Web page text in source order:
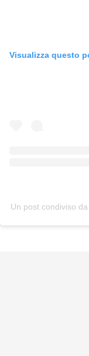
Visualizza questo
Un post condiviso